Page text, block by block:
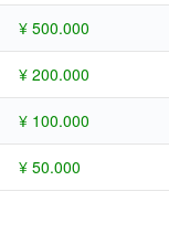
¥ 500.000
¥ 200.000
¥ 100.000
¥ 50.000